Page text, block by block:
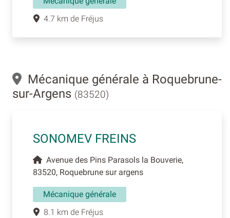
4.7 km de Fréjus
Mécanique générale à Roquebrune-
sur-Argens (83520)
SONOMEV FREINS
Avenue des Pins Parasols la Bouverie,
83520, Roquebrune sur argens
Mécanique générale
8.1 km de Fréjus